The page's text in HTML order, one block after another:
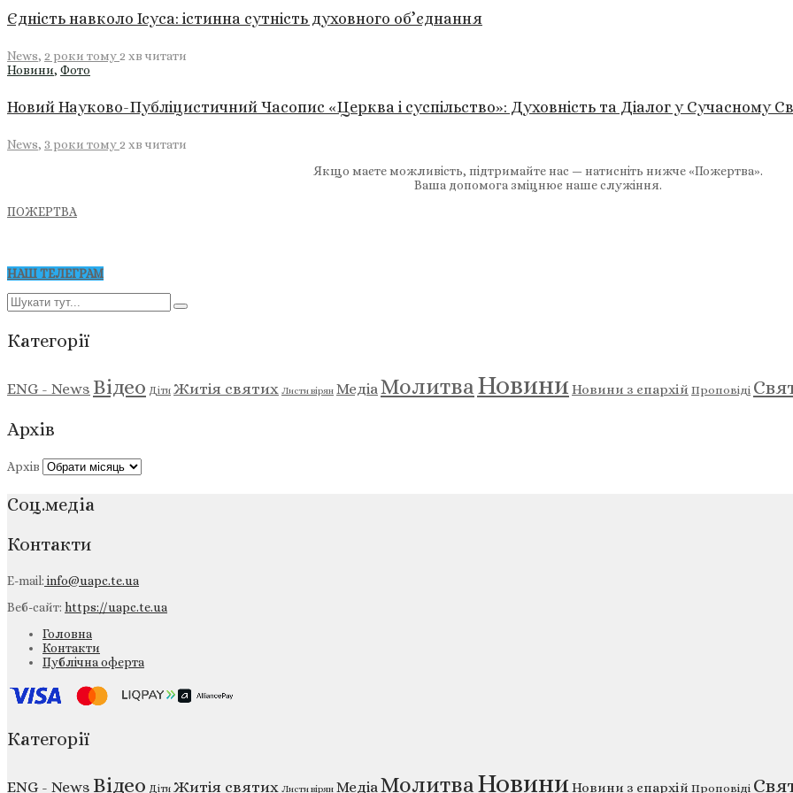
Єдність навколо Ісуса: істинна сутність духовного об’єднання
News, 2 роки тому 2 хв читати
Новини, Фото
Новий Науково-Публіцистичний Часопис «Церква і суспільство»: Духовність та Діалог у Сучасному
News, 3 роки тому 2 хв читати
Якщо маєте можливість, підтримайте нас — натисніть нижче «Пожертва».
Ваша допомога зміцнює наше служіння.
ПОЖЕРТВА
НАШ ТЕЛЕГРАМ
Категорії
ENG - News Відео Діти Житія святих Листи вірян Медіа Молитва Новини Новини з єпархій Проповіді
Архів
Архів
Соц.медіа
Контакти
E-mail:info@uapc.te.ua
Веб-сайт: https://uapc.te.ua
Головна
Контакти
Публічна оферта
Категорії
ENG - News Відео Діти Житія святих Листи вірян Медіа Молитва НовиниНовини з єпархій Проповіді